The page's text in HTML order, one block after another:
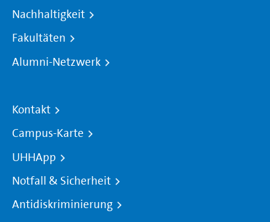
Nachhaltigkeit
Fakultäten
Alumni-Netzwerk
Kontakt
Campus-Karte
UHHApp
Notfall & Sicherheit
Antidiskriminierung